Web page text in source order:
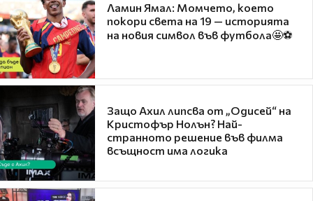
Ламин Ямал: Момчето, което
покори света на 19 — историята
на новия символ във футбола🤩⚽
Защо Ахил липсва от „Одисей“ на
Кристофър Нолън? Най-
странното решение във филма
всъщност има логика